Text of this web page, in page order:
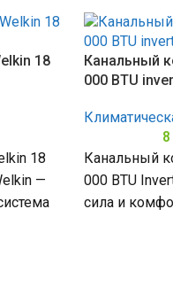
18
18
—
Канальный
000 BTU
Канальный
000 BTU
сила и